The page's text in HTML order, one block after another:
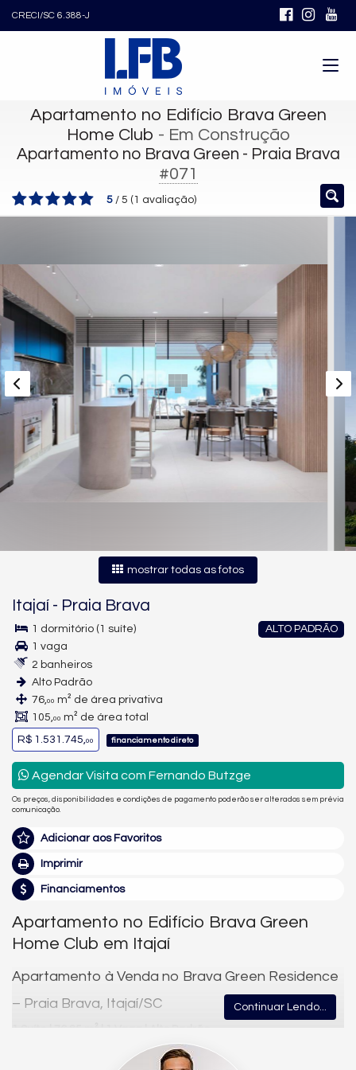
CRECI/SC 6.388-J
Apartamento no Edifício Brava Green
Home Club - Em Construção
Apartamento no Brava Green - Praia Brava
#071
5 / 5 ( 1 avaliação)
mostrar todas as fotos
Itajaí - Praia Brava
ALTO PADRÃO
1 dormitório (1 suíte)
1 vaga
2 banheiros
Alto Padrão
76,00 m² de área privativa
105,00 m² de área total
R$ 1.531.745,00 financiamento direto
Agendar Visita com Fernando Butzge
Os preços, disponibilidades e condições de pagamento poderão ser alterados sem prévia
comunicação.
Adicionar aos Favoritos
Imprimir
Financiamentos
Apartamento no Edifício Brava Green
Home Club em Itajaí
Apartamento à Venda no Brava Green Residence
– Praia Brava, Itajaí/SC
Viva uma nova forma de morar noBrava Green Residence
Continuar Lendo...